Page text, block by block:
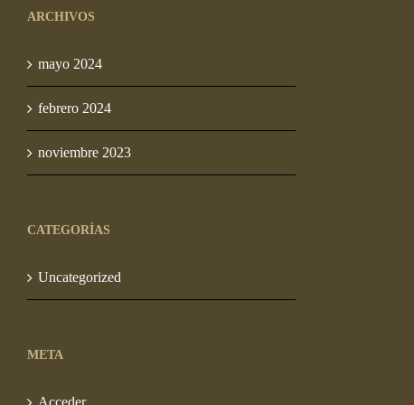
ARCHIVOS
mayo 2024
febrero 2024
noviembre 2023
CATEGORÍAS
Uncategorized
META
Acceder